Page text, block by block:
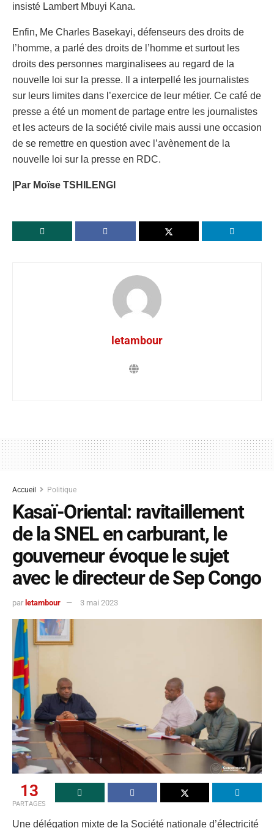
insisté Lambert Mbuyi Kana.
Enfin, Me Charles Basekayi, défenseurs des droits de
l’homme, a parlé des droits de l’homme et surtout les
droits des personnes marginalisees au regard de la
nouvelle loi sur la presse. Il a interpellé les journalistes
sur leurs limites dans l’exercice de leur métier. Ce café de
presse a été un moment de partage entre les journalistes
et les acteurs de la société civile mais aussi une occasion
de se remettre en question avec l’avènement de la
nouvelle loi sur la presse en RDC.
|Par Moïse TSHILENGI
letambour
Accueil Politique
Kasaï-Oriental: ravitaillement
de la SNEL en carburant, le
gouverneur évoque le sujet
avec le directeur de Sep Congo
par letambour 3 mai 2023
13
PARTAGES
Une délégation mixte de la Société nationale d’électricité